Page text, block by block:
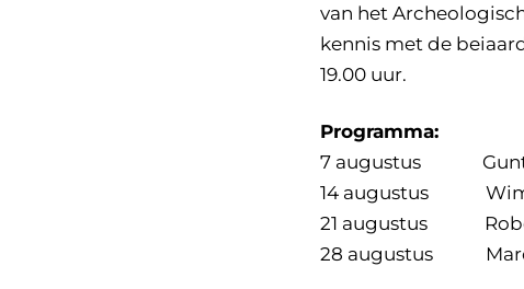
van het
kennis met de
19.00 uur.
Programma:
7 augustus
14 augustus Wim
21 augustus
28 augustus